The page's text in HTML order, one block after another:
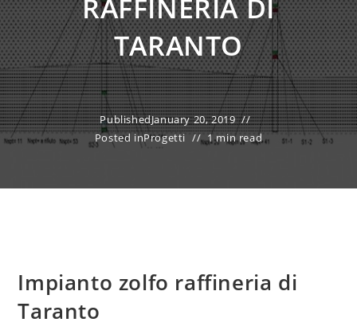
RAFFINERIA DI
TARANTO
PublishedJanuary 20, 2019
Posted inProgetti 1 min read
Impianto zolfo raffineria di
Taranto